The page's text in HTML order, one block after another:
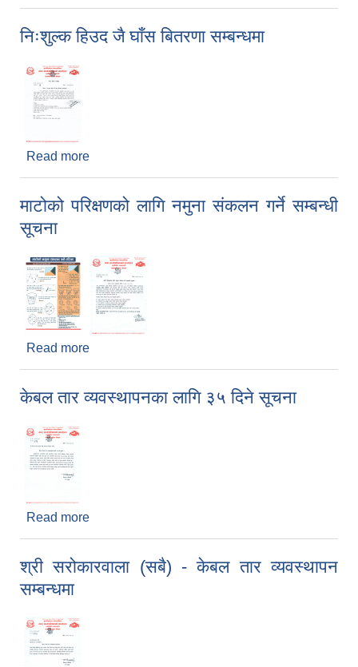
निःशुल्क हिउद जै घाँस बितरणा सम्बन्धमा
Read more
माटोको परिक्षणको लागि नमुना संकलन गर्ने सम्बन्धी
सूचना
Read more
केबल तार व्यवस्थापनका लागि ३५ दिने सूचना
Read more
श्री सरोकारवाला (सबै) - केबल तार व्यवस्थापन
सम्बन्धमा